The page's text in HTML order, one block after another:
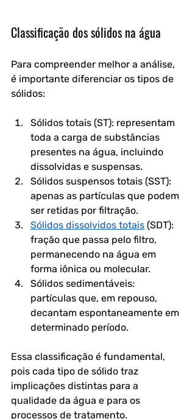
Classificação dos sólidos na água
Para compreender melhor a análise,
é importante diferenciar os tipos de
sólidos:
Sólidos totais (ST): representam
toda a carga de substâncias
presentes na água, incluindo
dissolvidas e suspensas.
Sólidos suspensos totais (SST):
apenas as partículas que podem
ser retidas por filtração.
Sólidos dissolvidos totais (SDT):
fração que passa pelo filtro,
permanecendo na água em
forma iônica ou molecular.
Sólidos sedimentáveis:
partículas que, em repouso,
decantam espontaneamente em
determinado período.
Essa classificação é fundamental,
pois cada tipo de sólido traz
implicações distintas para a
qualidade da água e para os
processos de tratamento.